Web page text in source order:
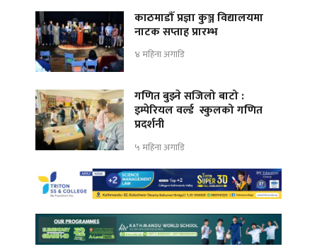
काठमाडौँ प्रज्ञा कुञ्ज विद्यालयमा
नाटक सप्ताह प्रारम्भ
४ महिना अगाडि
गणित बुझ्ने सजिलो बाटो :
इम्पेरियल वर्ल्ड स्कुलको गणित
प्रदर्शनी
५ महिना अगाडि